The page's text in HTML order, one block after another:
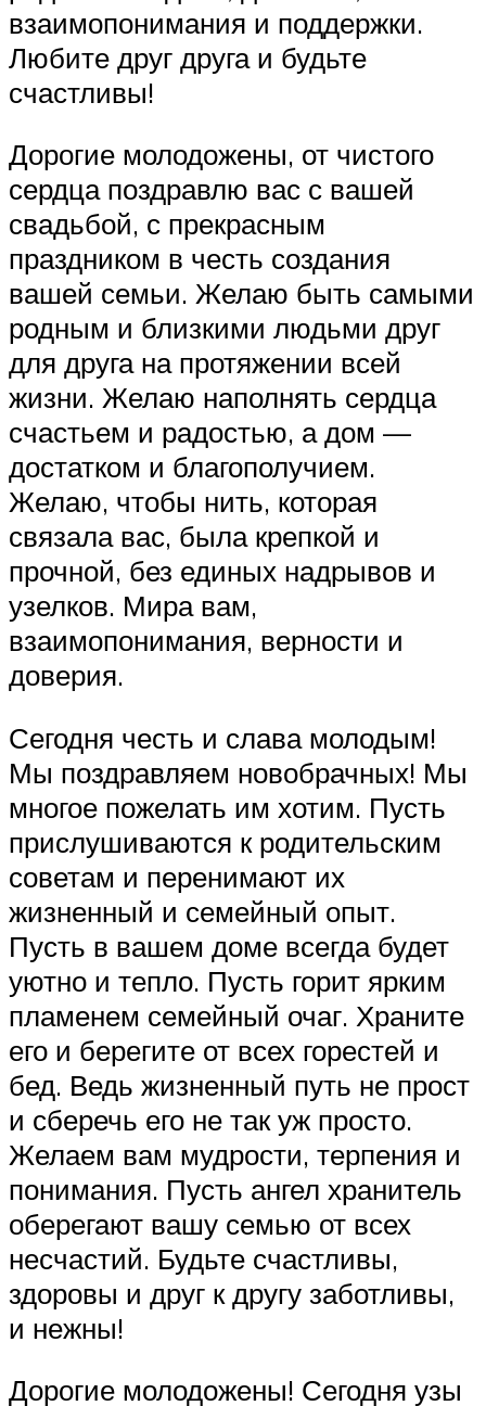
взаимопонимания и поддержки.
Любите друг друга и будьте
счастливы!
Дорогие молодожены, от чистого
сердца поздравлю вас с вашей
свадьбой, с прекрасным
праздником в честь создания
вашей семьи. Желаю быть самыми
родным и близкими людьми друг
для друга на протяжении всей
жизни. Желаю наполнять сердца
счастьем и радостью, а дом —
достатком и благополучием.
Желаю, чтобы нить, которая
связала вас, была крепкой и
прочной, без единых надрывов и
узелков. Мира вам,
взаимопонимания, верности и
доверия.
Сегодня честь и слава молодым!
Мы поздравляем новобрачных! Мы
многое пожелать им хотим. Пусть
прислушиваются к родительским
советам и перенимают их
жизненный и семейный опыт.
Пусть в вашем доме всегда будет
уютно и тепло. Пусть горит ярким
пламенем семейный очаг. Храните
его и берегите от всех горестей и
бед. Ведь жизненный путь не прост
и сберечь его не так уж просто.
Желаем вам мудрости, терпения и
понимания. Пусть ангел хранитель
оберегают вашу семью от всех
несчастий. Будьте счастливы,
здоровы и друг к другу заботливы,
и нежны!
Дорогие молодожены! Сегодня узы